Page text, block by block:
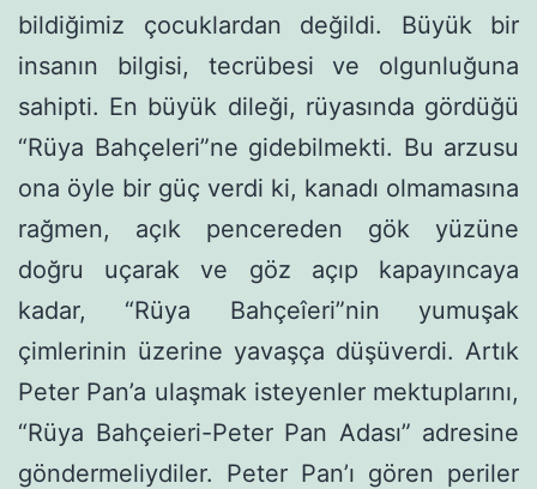
bildiğimiz çocuklardan değildi. Büyük bir
insanın bilgisi, tecrübesi ve olgunluğuna
sahipti. En büyük dileği, rüya­sında gördüğü
“Rüya Bahçeleri”ne gidebilmekti. Bu arzusu
ona öyle bir güç verdi ki, kanadı olmamasına
rağ­men, açık pencereden gök yüzüne
doğru uçarak ve göz açıp kapayıncaya
kadar, “Rüya Bahçeîeri”nin yumuşak
çimlerinin üze­rine yavaşça düşüverdi. Artık
Peter Pan’a ulaşmak isteyenler mektuplarını,
“Rüya Bahçeieri-Peter Pan Adası” adresine
gönder­meliydiler. Peter Pan’ı gören periler